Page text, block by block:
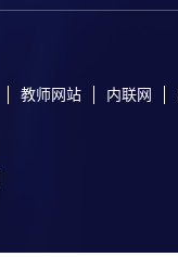
教师网站 内联网